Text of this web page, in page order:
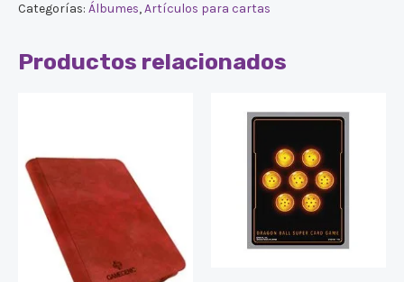
Categorías: Álbumes,Artículos para cartas
Productos relacionados